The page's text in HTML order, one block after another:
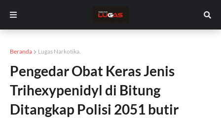
Beranda Lugas Narkotika.
Pengedar Obat Keras Jenis
Trihexypenidyl di Bitung
Ditangkap Polisi 2051 butir